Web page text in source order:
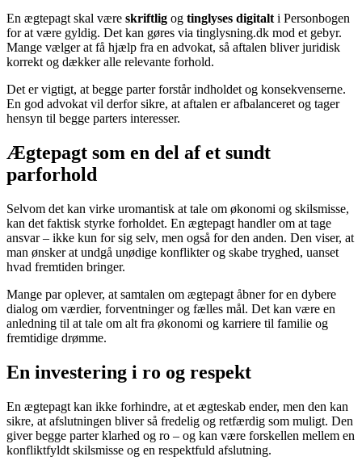
En ægtepagt skal være skriftlig og tinglyses digitalt i Personbogen
for at være gyldig. Det kan gøres via tinglysning.dk mod et gebyr.
Mange vælger at få hjælp fra en advokat, så aftalen bliver juridisk
korrekt og dækker alle relevante forhold.
Det er vigtigt, at begge parter forstår indholdet og konsekvenserne.
En god advokat vil derfor sikre, at aftalen er afbalanceret og tager
hensyn til begge parters interesser.
Ægtepagt som en del af et sundt
parforhold
Selvom det kan virke uromantisk at tale om økonomi og skilsmisse,
kan det faktisk styrke forholdet. En ægtepagt handler om at tage
ansvar – ikke kun for sig selv, men også for den anden. Den viser, at
man ønsker at undgå unødige konflikter og skabe tryghed, uanset
hvad fremtiden bringer.
Mange par oplever, at samtalen om ægtepagt åbner for en dybere
dialog om værdier, forventninger og fælles mål. Det kan være en
anledning til at tale om alt fra økonomi og karriere til familie og
fremtidige drømme.
En investering i ro og respekt
En ægtepagt kan ikke forhindre, at et ægteskab ender, men den kan
sikre, at afslutningen bliver så fredelig og retfærdig som muligt. Den
giver begge parter klarhed og ro – og kan være forskellen mellem en
konfliktfyldt skilsmisse og en respektfuld afslutning.